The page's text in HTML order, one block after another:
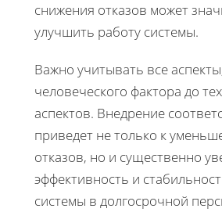
снижения отказов может
улучшить работу системы.
Важно учитывать все
человеческого фактора до
аспектов. Внедрение
приведет не только к
отказов, но и существенно
эффективность и
системы в долгосрочной